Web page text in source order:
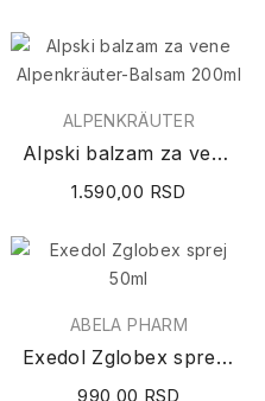
ALPENKRÄUTER
Alpski balzam za vene Alpenkräuter-Balsam 200ml
1.590,00 RSD
ABELA PHARM
Exedol Zglobex sprej 50ml
990,00 RSD